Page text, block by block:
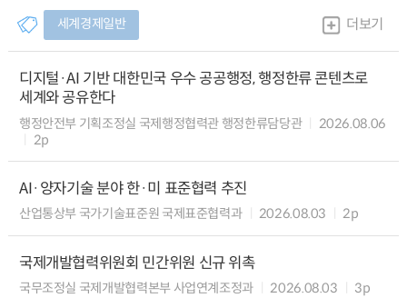
세계경제일반 더보기
디지털·AI 기반 대한민국 우수 공공행정, 행정한류 콘텐츠로
세계와 공유한다
행정안전부 기획조정실 국제행정협력관 행정한류담당관
2026.08.06
2p
AI·양자기술 분야 한·미 표준협력 추진
산업통상부 국가기술표준원 국제표준협력과 2026.08.03 2p
국제개발협력위원회 민간위원 신규 위촉
국무조정실 국제개발협력본부 사업연계조정과 2026.08.03 3p